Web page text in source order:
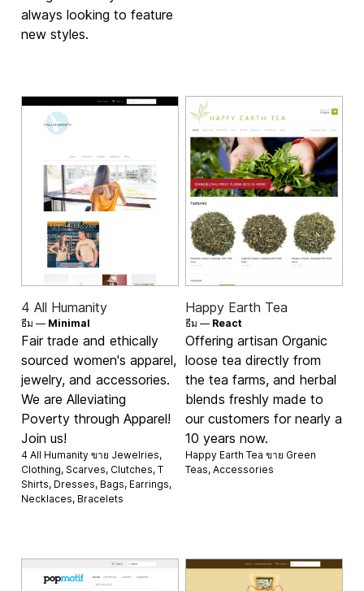
always looking to feature
new styles.
4 All Humanity
ธีม — Minimal
Fair trade and ethically
sourced women's apparel,
jewelry, and accessories.
We are Alleviating
Poverty through Apparel!
Join us!
4 All Humanity ขาย Jewelries,
Clothing, Scarves, Clutches,T
Shirts, Dresses, Bags, Earrings,
Necklaces, Bracelets
Happy Earth Tea
ธีม — React
Offering artisan Organic
loose tea directly from
the tea farms, and herbal
blends freshly made to
our customers for nearly a
10 years now.
Happy Earth Tea ขาย Green
Teas, Accessories